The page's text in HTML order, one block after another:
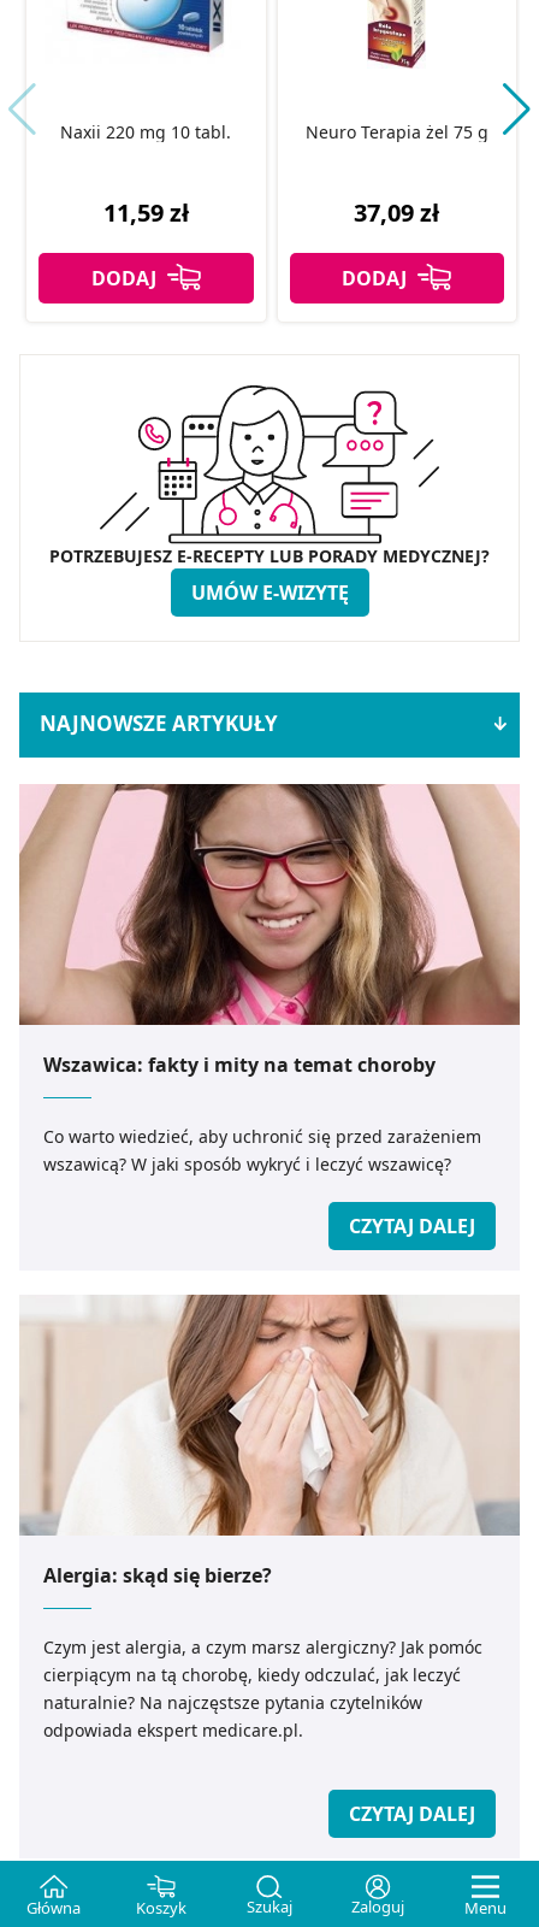
Główna Koszyk Szukaj Zaloguj Menu
Naxii 220 mg 10 tabl.
11,59 zł
Neuro Terapia żel 75 g
37,09 zł
POTRZEBUJESZ E-RECEPTY LUB PORADY MEDYCZNEJ?
UMÓW E-WIZYTĘ
NAJNOWSZE ARTYKUŁY
Wszawica: fakty i mity na temat choroby
Co warto wiedzieć, aby uchronić się przed zarażeniem
wszawicą? W jaki sposób wykryć i leczyć wszawicę?
CZYTAJ DALEJ
Alergia: skąd się bierze?
Czym jest alergia, a czym marsz alergiczny? Jak pomóc
cierpiącym na tą chorobę, kiedy odczulać, jak leczyć
naturalnie? Na najczęstsze pytania czytelników
odpowiada ekspert medicare.pl.
CZYTAJ DALEJ